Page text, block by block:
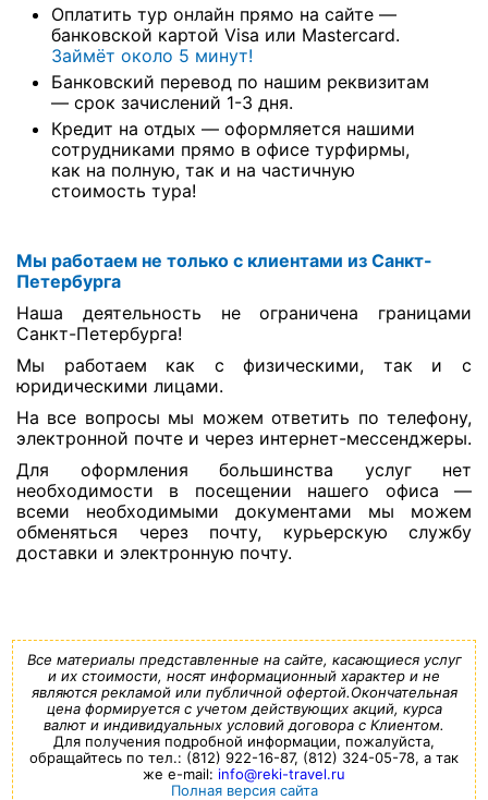
Оплатить тур онлайн прямо на сайте —
банковской картой Visa или Mastercard.
Займёт около 5 минут!
Банковский перевод по нашим реквизитам
— срок зачислений 1-3 дня.
Кредит на отдых — оформляется нашими
сотрудниками прямо в офисе турфирмы,
как на полную, так и на частичную
стоимость тура!
Мы работаем не только с клиентами из Санкт-
Петербурга
Наша деятельность не ограничена границами
Санкт-Петербурга!
Мы работаем как с физическими, так и с
юридическими лицами.
На все вопросы мы можем ответить по телефону,
электронной почте и через интернет-мессенджеры.
Для оформления большинства услуг нет
необходимости в посещении нашего офиса —
всеми необходимыми документами мы можем
обменяться через почту, курьерскую службу
доставки и электронную почту.
Все материалы представленные на сайте, касающиеся услуг
и их стоимости, носят информационный характер и не
являются рекламой или публичной офертой.Окончательная
цена формируется с учетом действующих акций, курса
валют и индивидуальных условий договора с Клиентом.
Для получения подробной информации, пожалуйста,
обращайтесь по тел.: (812) 922-16-87, (812) 324-05-78, а так
же e-mail: info@reki-travel.ru
Полная версия сайта